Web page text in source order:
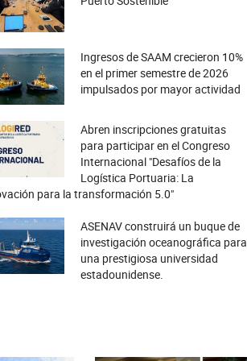
Ingresos de SAAM crecieron 10%
en el primer semestre de 2026
impulsados por mayor actividad
Abren inscripciones gratuitas
para participar en el Congreso
Internacional "Desafíos de la
Logística Portuaria: La
para la transformación 5.0"
ASENAV construirá un buque de
investigación oceanográfica para
una prestigiosa universidad
estadounidense.